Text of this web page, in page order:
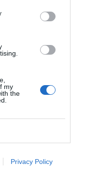
my
the
Privacy Policy